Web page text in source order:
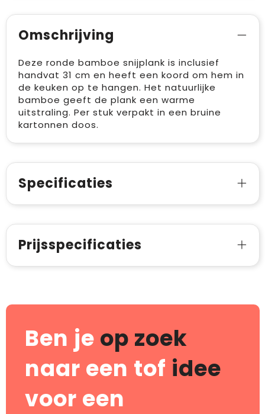
Omschrijving
Deze ronde bamboe snijplank is inclusief
handvat 31 cm en heeft een koord om hem in
de keuken op te hangen. Het natuurlijke
bamboe geeft de plank een warme
uitstraling. Per stuk verpakt in een bruine
kartonnen doos.
Specificaties
Prijsspecificaties
Ben je op zoek
naar een tof idee
voor een